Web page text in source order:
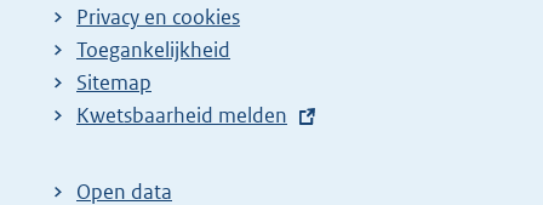
Privacy en cookies
Toegankelijkheid
Sitemap
E
t
Kwetsbaarheid melden
Open data